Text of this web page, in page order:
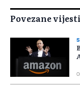
Povezane vijesti